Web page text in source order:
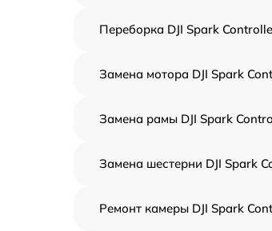
Переборка DJI Spark
Замена мотора DJI Spark
Замена рамы DJI Spark
Замена шестерни DJI Spark
Ремонт камеры DJI Spark